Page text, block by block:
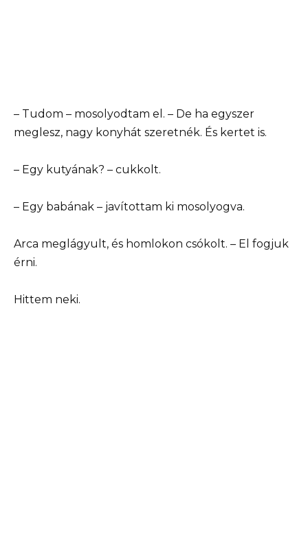
– Tudom – mosolyodtam el. – De ha egyszer
meglesz, nagy konyhát szeretnék. És kertet is.
– Egy kutyának? – cukkolt.
– Egy babának – javítottam ki mosolyogva.
Arca meglágyult, és homlokon csókolt. – El fogjuk
érni.
Hittem neki.